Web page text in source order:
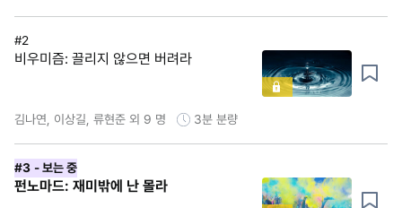
#2
비우미즘: 끌리지 않으면 버려라
김나연, 이상길, 류현준 외 9 명 3분 분량
#3 - 보는 중
펀노마드: 재미밖에 난 몰라